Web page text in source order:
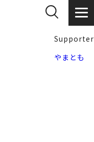
Supporter
やまとも